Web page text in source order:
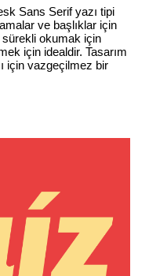
Sans Serif yazı tipi
ve başlıklar için
sürekli okumak için
için idealdir. Tasarım
için vazgeçilmez bir